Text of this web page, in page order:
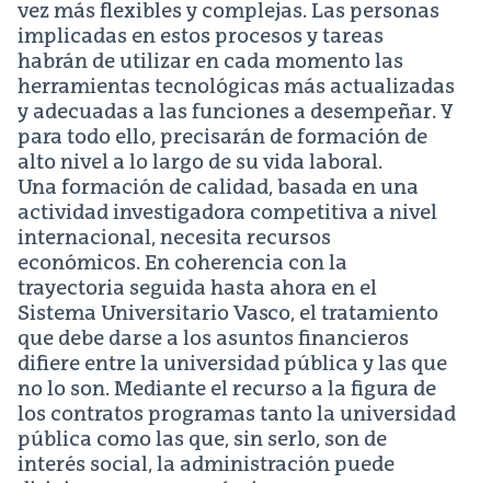
vez más flexibles y complejas. Las personas
implicadas en estos procesos y tareas
habrán de utilizar en cada momento las
herramientas tecnológicas más actualizadas
y adecuadas a las funciones a desempeñar. Y
para todo ello, precisarán de formación de
alto nivel a lo largo de su vida laboral.
Una formación de calidad, basada en una
actividad investigadora competitiva a nivel
internacional, necesita recursos
económicos. En coherencia con la
trayectoria seguida hasta ahora en el
Sistema Universitario Vasco, el tratamiento
que debe darse a los asuntos financieros
difiere entre la universidad pública y las que
no lo son. Mediante el recurso a la figura de
los contratos programas tanto la universidad
pública como las que, sin serlo, son de
interés social, la administración puede